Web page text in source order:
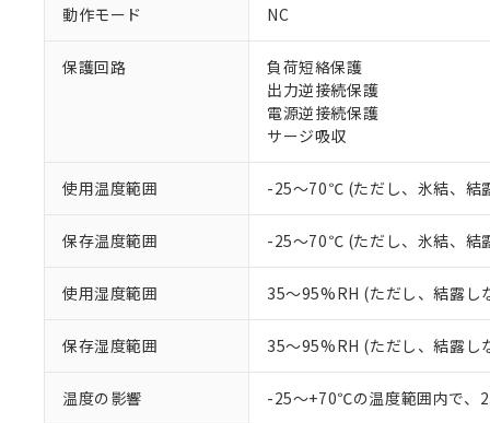
動作モード NC
保護回路
負荷短絡保護
出力逆接続保護
電源逆接続保護
サージ吸収
使用温度範囲 -25～70℃ (ただし、氷結、結
保存温度範囲 -25～70℃ (ただし、氷結、結
使用湿度範囲 35～95%RH (ただし、結露し
保存湿度範囲 35～95%RH (ただし、結露し
温度の影響 -25～+70℃の温度範囲内で
在庫状況お
のであり、
当社販売員に
オムロン制
在庫状況お
す。
マイパーツ
お客様が当
が、当社の
があります。
*EU RoHS指令（10物質
鉛(Pb) 1000ppm以下、
六価クロム(Cr(Ⅵ))
フタル酸エステル類の
※2 対応予定月
部品在庫の切り替
※3 非含有証明
「○」：最大均質
「×」：最大均質
「－」：未確認で
Pb(鉛) :1000ppm、
Cr(Ⅵ)(六価クロム) :
DBP(フタル酸ジブチル
DEHP(フタル酸ビス(2-
※2 環境保護使
「ｅ」：有害物質
「10」：通常の使
味します。
「－」：未確認で
当社は規制
ます。
置等に一切
当社は、貴
たしません。
記
○ 一定数
△ 一定数に
－
在庫な
機器販
空
白
受注生